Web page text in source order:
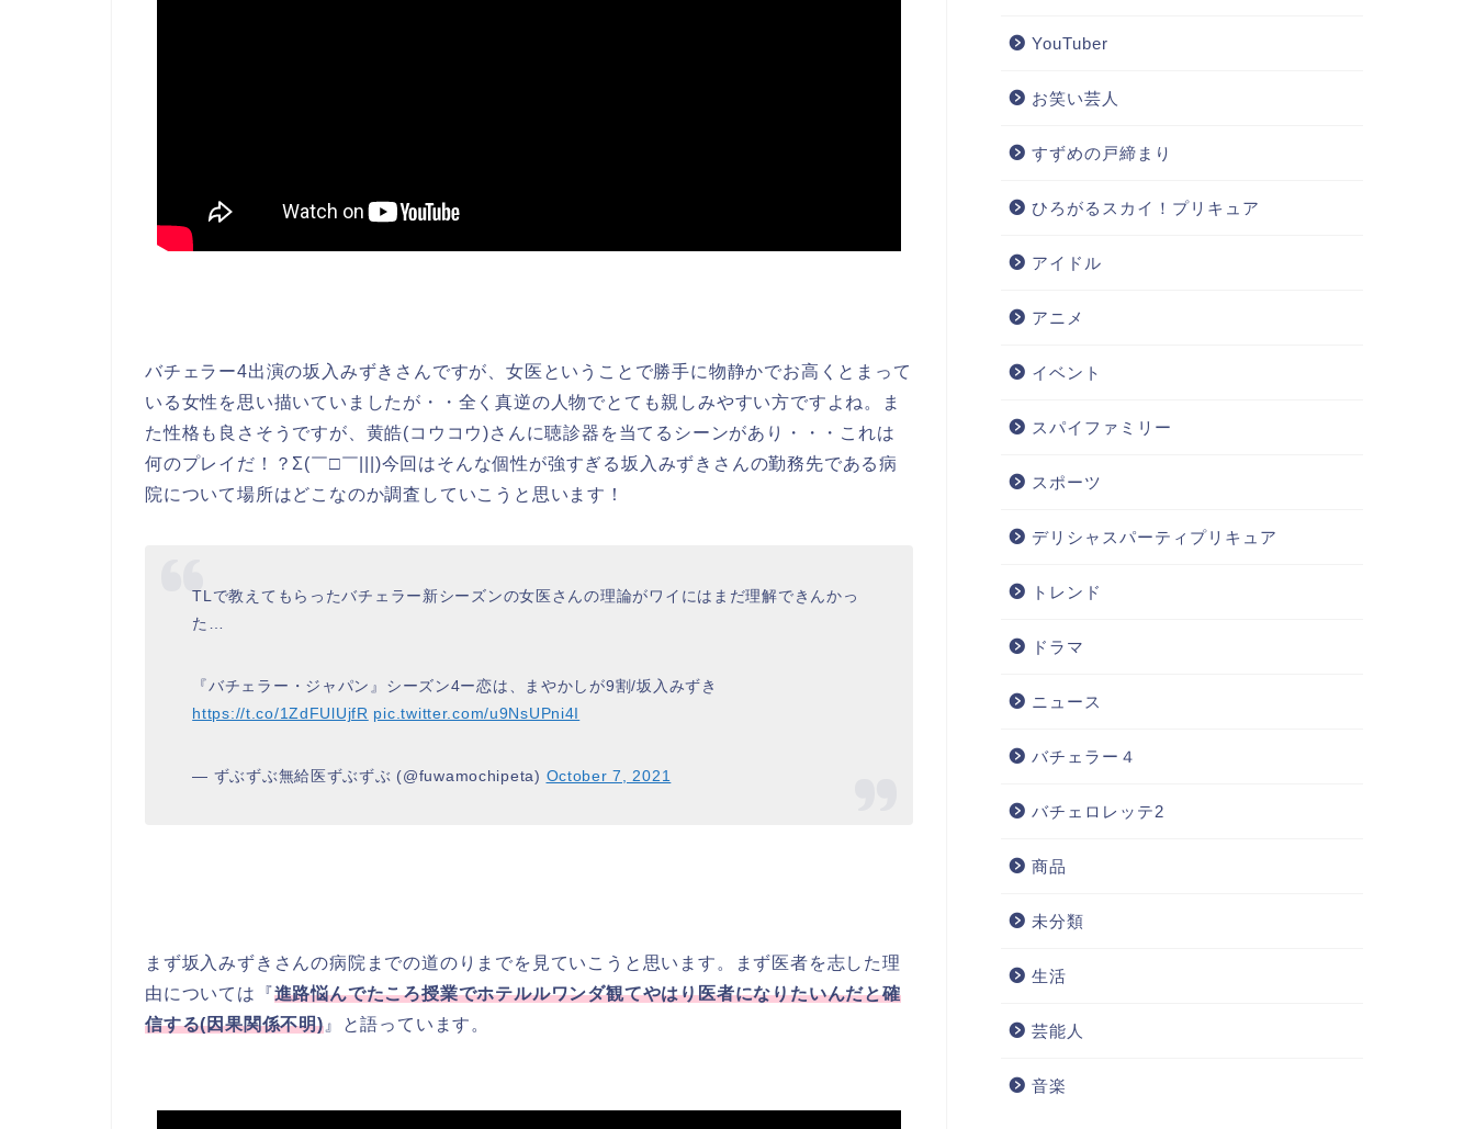
バチェラー4出演の坂入みずきさんですが、女医ということで勝手に物静かでお高くとまって
いる女性を思い描いていましたが・・全く真逆の人物でとても親しみやすい方ですよね。ま
た性格も良さそうですが、黄皓(コウコウ)さんに聴診器を当てるシーンがあり・・・これは
何のプレイだ！？Σ(￣□￣|||)今回はそんな個性が強すぎる坂入みずきさんの勤務先である病
院について場所はどこなのか調査していこうと思います！
TLで教えてもらったバチェラー新シーズンの女医さんの理論がワイにはまだ理解できんかっ
た…
『バチェラー・ジャパン』シーズン4ー恋は、まやかしが9割/坂入みずき
https://t.co/1ZdFUlUjfR pic.twitter.com/u9NsUPni4I
— ずぶずぶ無給医ずぶずぶ (@fuwamochipeta) October 7, 2021
まず坂入みずきさんの病院までの道のりまでを見ていこうと思います。まず医者を志した理
由については『進路悩んでたころ授業でホテルルワンダ観てやはり医者になりたいんだと確
信する(因果関係不明)』と語っています。
YouTuber
お笑い芸人
すずめの戸締まり
ひろがるスカイ！プリキュア
アイドル
アニメ
イベント
スパイファミリー
スポーツ
デリシャスパーティプリキュア
トレンド
ドラマ
ニュース
バチェラー４
バチェロレッテ2
商品
未分類
生活
芸能人
音楽